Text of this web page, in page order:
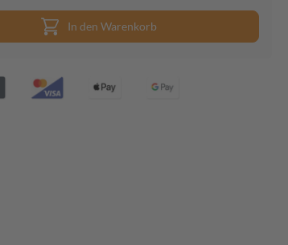
In den Warenkorb